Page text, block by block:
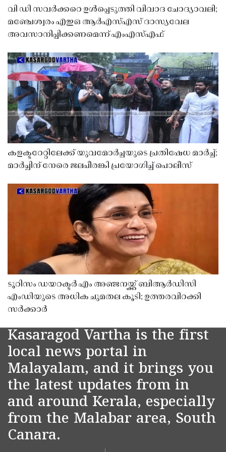
വി ഡി സവർക്കറെ ഉൾപ്പെടുത്തി വിവാദ ചോദ്യാവലി;
മഞ്ചേശ്വരം എഇഒ ആർഎസ്എസ് ദാസ്യവേല
അവസാനിപ്പിക്കണമെന്ന് എംഎസ്എഫ്
കളക്ടറേറ്റിലേക്ക് യുവമോർച്ചയുടെ പ്രതിഷേധ മാർച്ച്;
മാർച്ചിന് നേരെ ജലപീരങ്കി പ്രയോഗിച്ച് പൊലീസ്
ടൂറിസം ഡയറക്ടർ എം അഞ്ജനയ്ക്ക് ബിആർഡിസി
എംഡിയുടെ അധിക ചുമതല കൂടി; ഉത്തരവിറക്കി
സർക്കാർ
Kasaragod Vartha is the first
local news portal in
Malayalam, and it brings you
the latest updates from in
and around Kerala, especially
from the Malabar area, South
Canara.